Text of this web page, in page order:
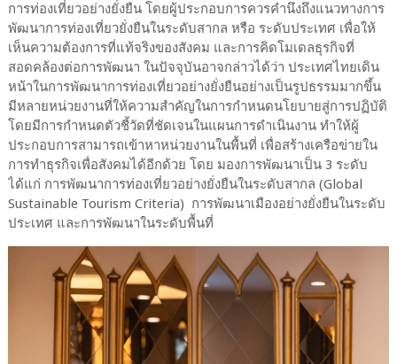
การท่องเที่ยวอย่างยั่งยืน โดยผู้ประกอบการควรคำนึงถึงแนวทางการ
พัฒนาการท่องเที่ยวยั่งยืนในระดับสากล หรือ ระดับประเทศ เพื่อให้
เห็นความต้องการที่แท้จริงของสังคม และการคิดโมเดลธุรกิจที่
สอดคล้องต่อการพัฒนา ในปัจจุบันอาจกล่าวได้ว่า ประเทศไทยเดิน
หน้าในการพัฒนาการท่องเที่ยวอย่างยั่งยืนอย่างเป็นรูปธรรมมากขึ้น
มีหลายหน่วยงานที่ให้ความสำคัญในการกำหนดนโยบายสู่การปฏิบัติ
โดยมีการกำหนดตัวชี้วัดที่ชัดเจนในแผนการดำเนินงาน ทำให้ผู้
ประกอบการสามารถเข้าหาหน่วยงานในพื้นที่ เพื่อสร้างเครือข่ายใน
การทำธุรกิจเพื่อสังคมได้อีกด้วย โดย มองการพัฒนาเป็น 3 ระดับ
ได้แก่ การพัฒนาการท่องเที่ยวอย่างยั่งยืนในระดับสากล (Global
Sustainable Tourism Criteria) การพัฒนาเมืองอย่างยั่งยืนในระดับ
ประเทศ และการพัฒนาในระดับพื้นที่